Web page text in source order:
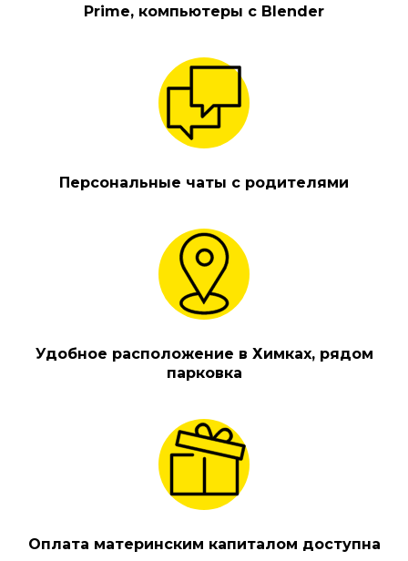
Prime, компьютеры с Blender
Персональные чаты с родителями
Удобное расположение в Химках, рядом
парковка
Оплата материнским капиталом доступна